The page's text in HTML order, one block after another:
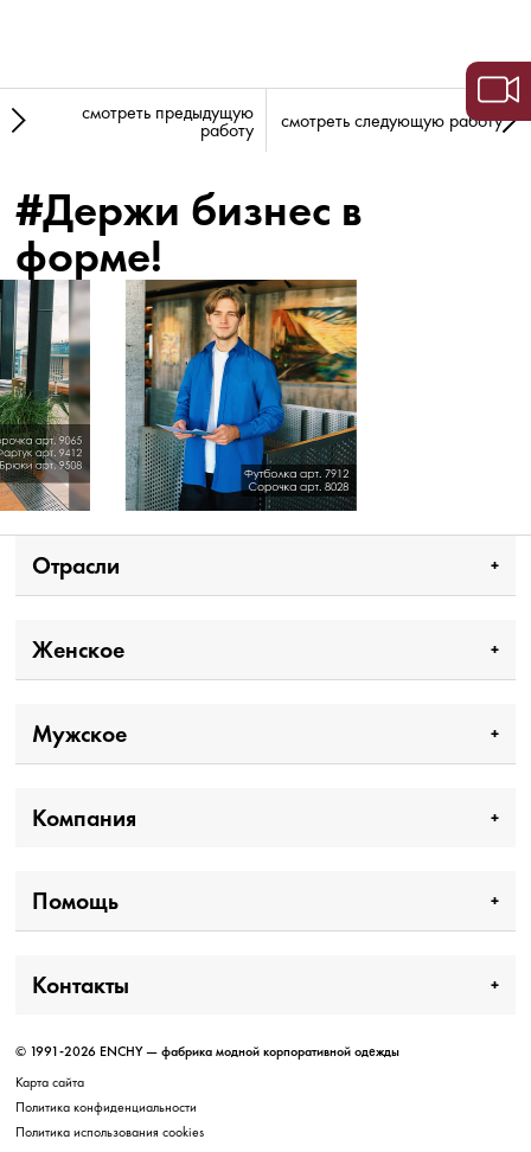
смотреть предыдущую
работу смотреть следующую работу
#Держи бизнес в
форме!
Отрасли
Женское
Мужское
Компания
Помощь
Контакты
© 1991-2026 ENCHY — фабрика модной корпоративной одежды
Карта сайта
Политика конфиденциальности
Политика использования cookies